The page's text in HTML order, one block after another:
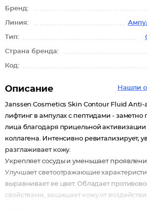
Бренд:
Линия:
Тип:
Страна бренда:
Код:
Нашли
Описание
Janssen Cosmetics Skin Contour Fluid Anti-
лифтинг в ампулах с пептидами - заметно
лица благодаря прицельной активизации
коллагена. Интенсивно ревитализирует,
разглаживает кожу.
Укрепляет сосуды и уменьшает
Улучшает светоотражающие
выравнивает ее цвет. Обладает
свойствами, защищает кожу от